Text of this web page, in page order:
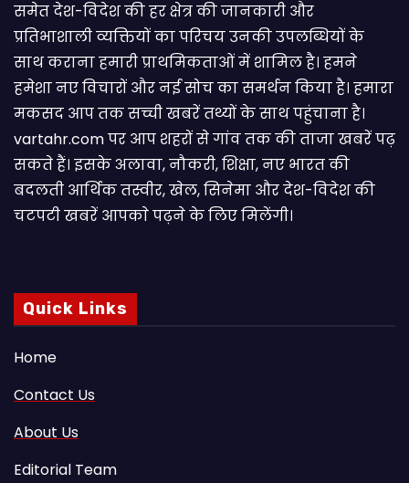
समेत देश-विदेश की हर क्षेत्र की जानकारी और
प्रतिभाशाली व्यक्तियों का परिचय उनकी उपलब्धियों के
साथ कराना हमारी प्राथमिकताओं में शामिल है। हमने
हमेशा नए विचारों और नई सोच का समर्थन किया है। हमारा
मकसद आप तक सच्ची खबरें तथ्यों के साथ पहुंचाना है।
vartahr.com पर आप शहरों से गांव तक की ताजा खबरें पढ़
सकते हैं। इसके अलावा, नौकरी, शिक्षा, नए भारत की
बदलती आर्थिक तस्वीर, खेल, सिनेमा और देश-विदेश की
चटपटी खबरें आपकाे पढ़ने के लिए मिलेंगी।
Quick Links
Home
Contact Us
About Us
Editorial Team